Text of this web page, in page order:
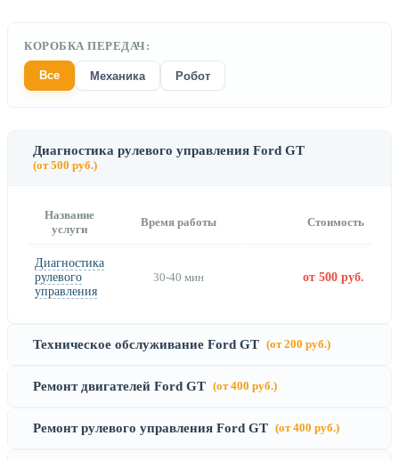
КОРОБКА ПЕРЕДАЧ:
Все Механика Робот
Диагностика рулевого управления Ford GT
(от 500 руб.)
Название
услуги
Время работы Стоимость
Диагностика
рулевого
управления
30-40 мин от 500 руб.
Техническое обслуживание Ford GT (от 200 руб.)
Ремонт двигателей Ford GT (от 400 руб.)
Ремонт рулевого управления Ford GT (от 400 руб.)